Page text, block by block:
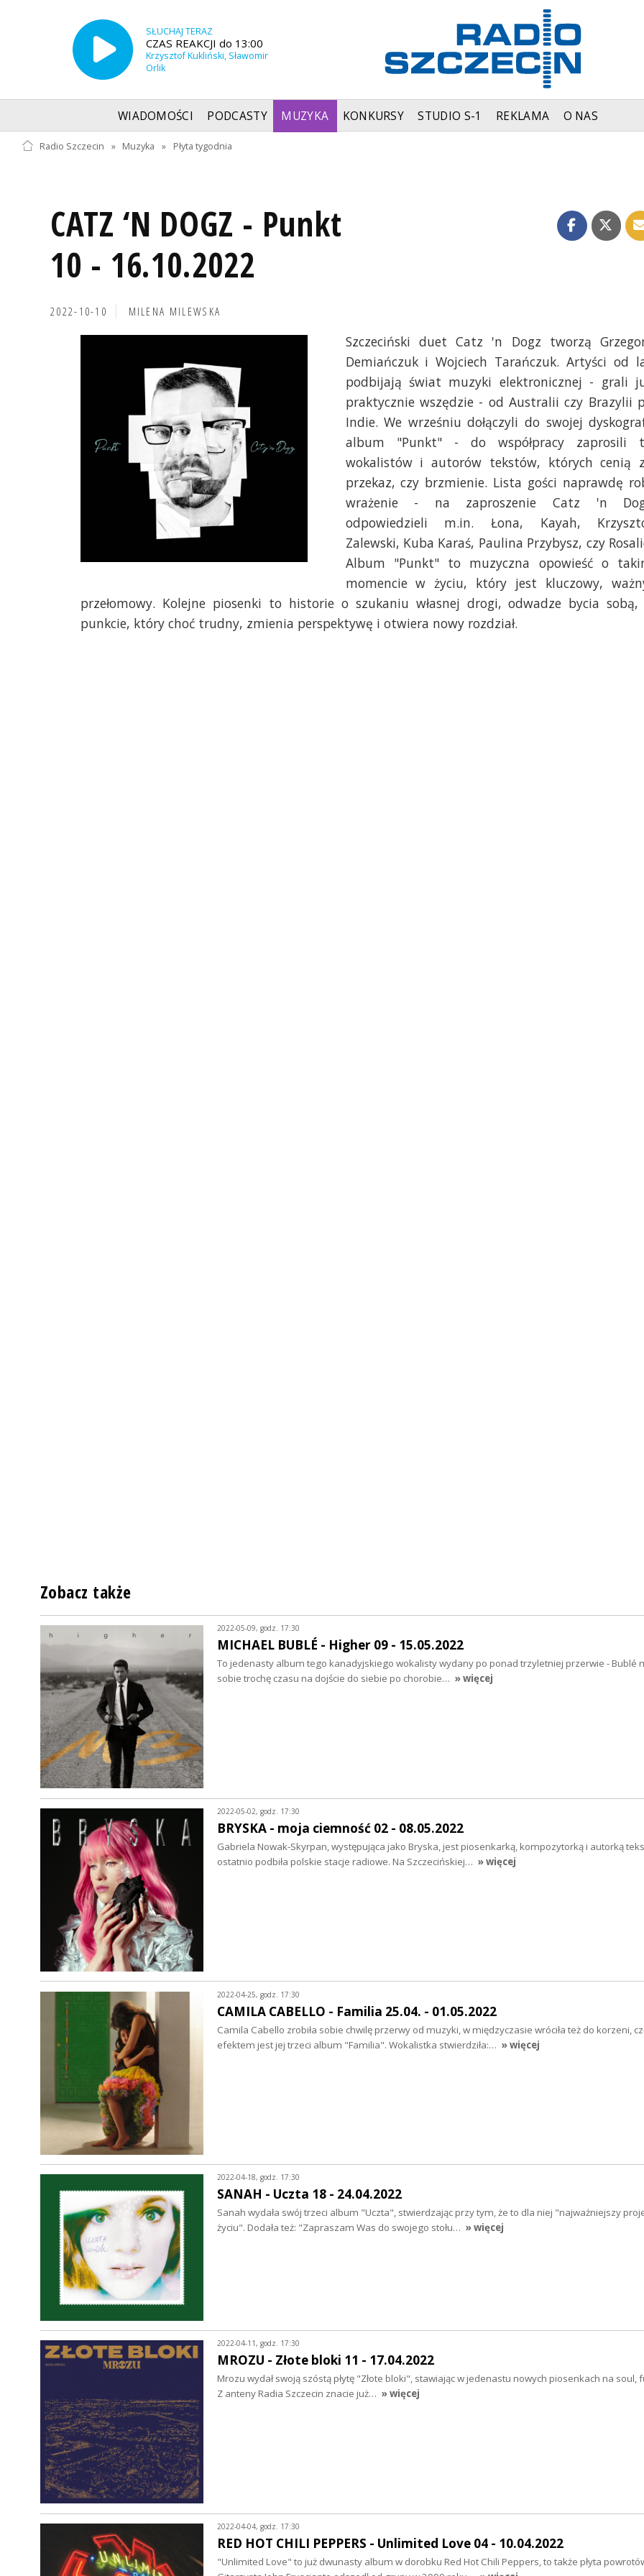
SŁUCHAJ TERAZ
CZAS REAKCJI do 13:00
Krzysztof Kukliński, Sławomir
Orlik
WIADOMOŚCI PODCASTY MUZYKA KONKURSY STUDIO S-1 REKLAMA O NAS
Radio Szczecin » Muzyka » Płyta tygodnia
CATZ ‘N DOGZ - Punkt
10 - 16.10.2022
2022-10-10 MILENA MILEWSKA
Szczeciński duet Catz 'n Dogz tworzą
Demiańczuk i Wojciech Tarańczuk. Artyści od
podbijają świat muzyki elektronicznej - grali
praktycznie wszędzie - od Australii czy Brazylii
Indie. We wrześniu dołączyli do swojej
album "Punkt" - do współpracy zaprosili
wokalistów i autorów tekstów, których cenią
przekaz, czy brzmienie. Lista gości naprawdę
wrażenie - na zaproszenie Catz 'n
odpowiedzieli m.in. Łona, Kayah,
Zalewski, Kuba Karaś, Paulina Przybysz, czy
Album "Punkt" to muzyczna opowieść o
momencie w życiu, który jest kluczowy,
przełomowy. Kolejne piosenki to historie o szukaniu własnej drogi, odwadze bycia sobą,
punkcie, który choć trudny, zmienia perspektywę i otwiera nowy rozdział.
Zobacz także
2022-05-09, godz. 17:30
MICHAEL BUBLÉ - Higher 09 - 15.05.2022
To jedenasty album tego kanadyjskiego wokalisty wydany po ponad trzyletniej przerwie - Bublé
sobie trochę czasu na dojście do siebie po chorobie… » więcej
2022-05-02, godz. 17:30
BRYSKA - moja ciemność 02 - 08.05.2022
Gabriela Nowak-Skyrpan, występująca jako Bryska, jest piosenkarką, kompozytorką i autorką
ostatnio podbiła polskie stacje radiowe. Na Szczecińskiej… » więcej
2022-04-25, godz. 17:30
CAMILA CABELLO - Familia 25.04. - 01.05.2022
Camila Cabello zrobiła sobie chwilę przerwy od muzyki, w międzyczasie wróciła też do korzeni,
efektem jest jej trzeci album "Familia". Wokalistka stwierdziła:… » więcej
2022-04-18, godz. 17:30
SANAH - Uczta 18 - 24.04.2022
Sanah wydała swój trzeci album "Uczta", stwierdzając przy tym, że to dla niej "najważniejszy
życiu". Dodała też: "Zapraszam Was do swojego stołu… » więcej
2022-04-11, godz. 17:30
MROZU - Złote bloki 11 - 17.04.2022
Mrozu wydał swoją szóstą płytę "Złote bloki", stawiając w jedenastu nowych piosenkach na soul,
Z anteny Radia Szczecin znacie już… » więcej
2022-04-04, godz. 17:30
RED HOT CHILI PEPPERS - Unlimited Love 04 - 10.04.2022
"Unlimited Love" to już dwunasty album w dorobku Red Hot Chili Peppers, to także płyta